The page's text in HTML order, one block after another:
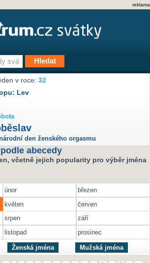
reklama
v roce:32
Lev
den ženského orgasmu
abecedy
včetně jejich popularity pro výběr jména
únor
březen
květen
červen
srpen
září
listopad prosinec
Ženská jména Mužská jména